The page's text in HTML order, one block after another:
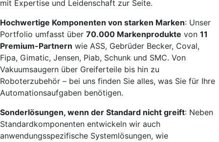
mit Expertise und Leidenschaft zur Seite.
Hochwertige Komponenten von starken Marken: Unser
Portfolio umfasst über 70.000 Markenprodukte von 11
Premium-Partnern wie ASS, Gebrüder Becker, Coval,
Fipa, Gimatic, Jensen, Piab, Schunk und SMC. Von
Vakuumsaugern über Greiferteile bis hin zu
Roboterzubehör – bei uns finden Sie alles, was Sie für Ihre
Automationsaufgaben benötigen.
Sonderlösungen, wenn der Standard nicht greift: Neben
Standardkomponenten entwickeln wir auch
anwendungsspezifische Systemlösungen, wie